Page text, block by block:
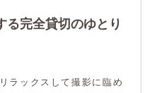
る完全貸切のゆとり
ラックスして撮影に臨め